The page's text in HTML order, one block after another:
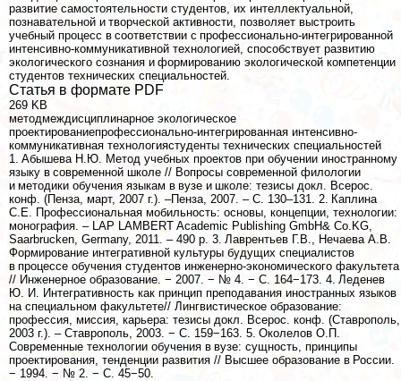
развитие самостоятельности студентов, их интеллектуальной,
познавательной и творческой активности, позволяет выстроить
учебный процесс в соответствии с профессионально-интегрированной
интенсивно-коммуникативной технологией, способствует развитию
экологического сознания и формированию экологической компетенции
студентов технических специальностей.
Статья в формате PDF
269 KB
методмеждисциплинарное экологическое
проектированиепрофессионально-интегрированная интенсивно-
коммуникативная технологиястуденты технических специальностей
1. Абышева Н.Ю. Метод учебных проектов при обучении иностранному
языку в современной школе // Вопросы современной филологии
и методики обучения языкам в вузе и школе: тезисы докл. Всерос.
конф. (Пенза, март, 2007 г.). –Пенза, 2007. – С. 130–131. 2. Каплина
С.Е. Профессиональная мобильность: основы, концепции, технологии:
монография. – LAP LAMBERT Academic Publishing GmbH& Co.KG,
Saarbrucken, Germany, 2011. – 490 p. 3. Лаврентьев Г.В., Нечаева А.В.
Формирование интегративной культуры будущих специалистов
в процессе обучения студентов инженерно-экономического факультета
// Инженерное образование. − 2007. − № 4. − С. 164−173. 4. Леденев
Ю. И. Интегративность как принцип преподавания иностранных языков
на специальном факультете// Лингвистическое образование:
профессия, миссия, карьера: тезисы докл. Всерос. конф. (Ставрополь,
2003 г.). – Ставрополь, 2003. − С. 159−163. 5. Околелов О.П.
Современные технологии обучения в вузе: сущность, принципы
проектирования, тенденции развития // Высшее образование в России.
− 1994. − № 2. − С. 45−50.